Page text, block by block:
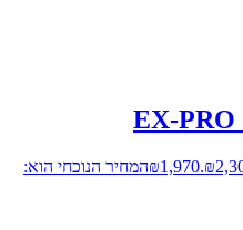
₪1,970
המחיר הנוכחי הוא: